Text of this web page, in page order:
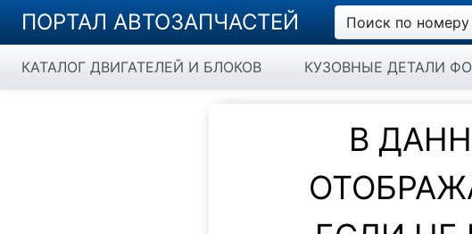
ПОРТАЛ АВТОЗАПЧАСТЕЙ Поиск по номеру
КАТАЛОГ ДВИГАТЕЛЕЙ И БЛОКОВ КУЗОВНЫЕ ДЕТАЛИ
В